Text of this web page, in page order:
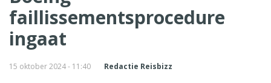
faillissementsprocedure
ingaat
15 oktober 2024 - 11:40 Redactie Reisbizz